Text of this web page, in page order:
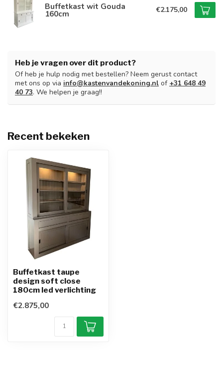
Buffetkast wit Gouda
160cm €2.175,00
Heb je vragen over dit product?
Of heb je hulp nodig met bestellen? Neem gerust contact
met ons op via info@kastenvandekoning.nl of +31 648 49
40 73. We helpen je graag!!
Recent bekeken
Buffetkast taupe
design soft close
180cm led verlichting
€2.875,00